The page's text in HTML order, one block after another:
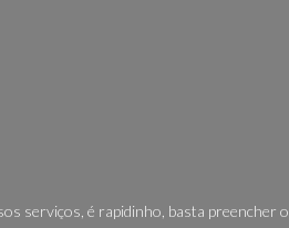
serviços, é rapidinho, basta preencher o